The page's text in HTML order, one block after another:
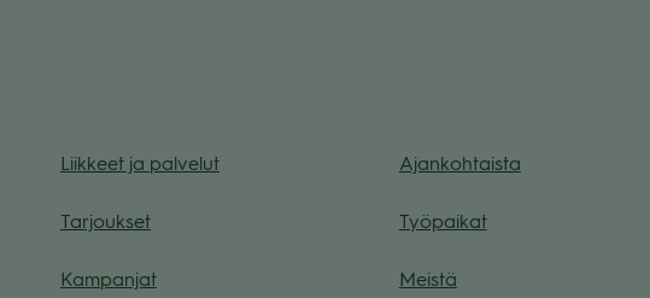
Liik­keet ja pal­ve­lut
Tar­jouk­set
Kam­pan­jat
Ajan­koh­taista
Työ­pai­kat
Meistä